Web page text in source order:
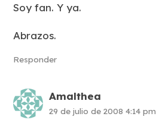
Soy fan. Y ya.
Abrazos.
Responder
Amalthea
29 de julio de 2008 4:14 pm